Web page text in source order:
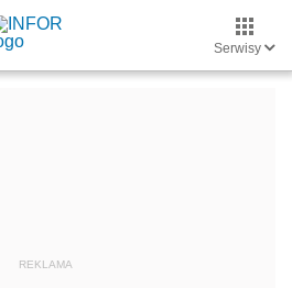
Serwisy